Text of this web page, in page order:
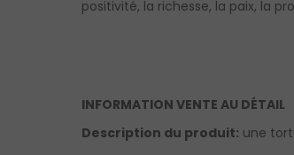
positivité, la richesse, la paix, la
INFORMATION VENTE AU DÉTAIL
Description du produit: une